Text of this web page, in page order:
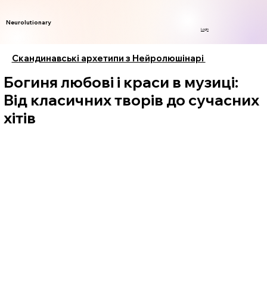
Neurolutionary
Login
Скандинавські архетипи з Нейролюшінарі
Богиня любові і краси в музиці:
Від класичних творів до сучасних
хітів